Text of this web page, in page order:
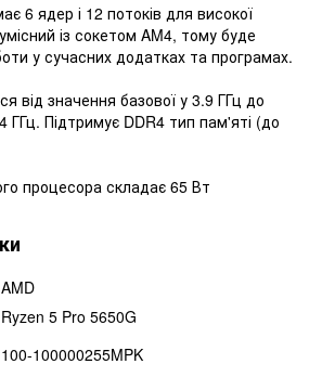
6 ядер і 12 потоків для високої
із сокетом AM4, тому буде
у сучасних додатках та програмах.
від значення базової у 3.9 ГГц до
ГГц. Підтримує DDR4 тип пам'яті (до
процесора складає 65 Вт
AMD
Ryzen 5 Pro 5650G
100-100000255MPK